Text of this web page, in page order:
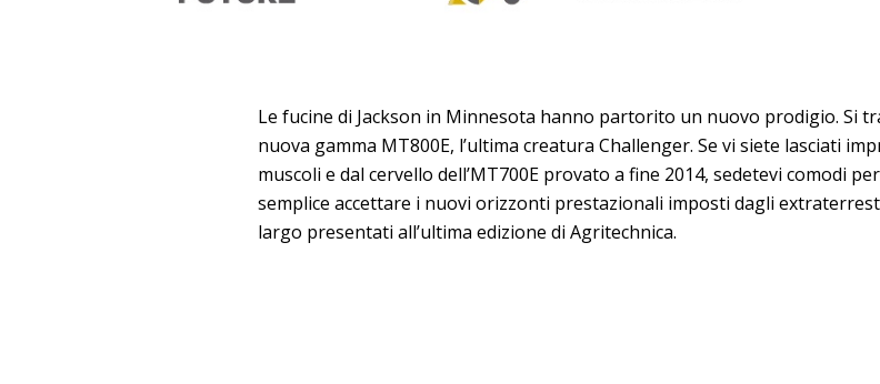
Le fucine di Jackson in Minnesota hanno partorito un nuovo prodigio. Si
nuova gamma MT800E, l’ultima creatura Challenger. Se vi siete lasciati
muscoli e dal cervello dell’MT700E provato a fine 2014, sedetevi comodi
semplice accettare i nuovi orizzonti prestazionali imposti dagli
largo presentati all’ultima edizione di Agritechnica.